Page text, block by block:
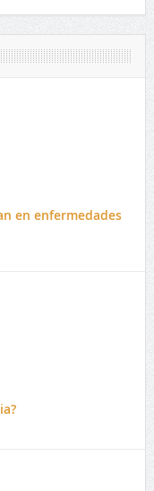
en enfermedades